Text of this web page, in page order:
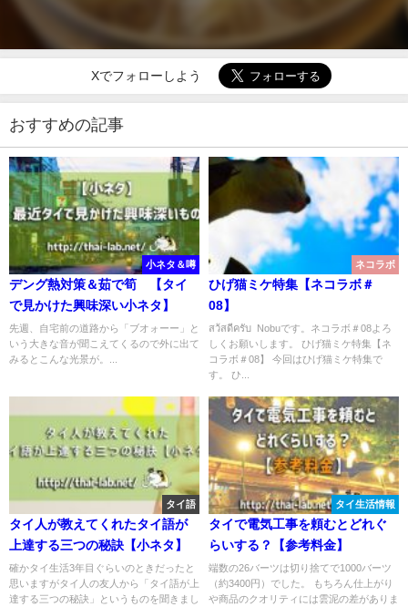
Xでフォローしよう
おすすめの記事
小ネタ＆噂
デング熱対策＆茹で筍 【タイ
で見かけた興味深い小ネタ】
先週、自宅前の道路から「ブオォーー」と
いう大きな音が聞こえてくるので外に出て
みるとこんな光景が。...
ネコラボ
ひげ猫ミケ特集【ネコラボ＃
08】
สว้สดีครับ Nobuです。ネコラボ＃08よろ
しくお願いします。 ひげ猫ミケ特集【ネ
コラボ＃08】 今回はひげ猫ミケ特集で
す。 ひ...
タイ語
タイ人が教えてくれたタイ語が
上達する三つの秘訣【小ネタ】
確かタイ生活3年目ぐらいのときだったと
思いますがタイ人の友人から「タイ語が上
達する三つの秘訣」というものを聞きまし
タイ生活情報
タイで電気工事を頼むとどれぐ
らいする？【参考料金】
端数の26バーツは切り捨てで1000バーツ
（約3400円）でした。 もちろん仕上がり
や商品のクオリティには雲泥の差がありま